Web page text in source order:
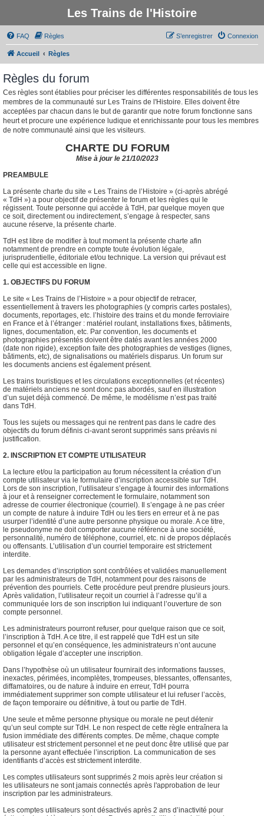
Les Trains de l'Histoire
FAQ Règles Connexion
S’enregistrer
Accueil Règles
Règles du forum
Ces règles sont établies pour préciser les différentes responsabilités de tous les
membres de la communauté sur Les Trains de l'Histoire. Elles doivent être
acceptées par chacun dans le but de garantir que notre forum fonctionne sans
heurt et procure une expérience ludique et enrichissante pour tous les membres
de notre communauté ainsi que les visiteurs.
CHARTE DU FORUM
Mise à jour le 21/10/2023
PREAMBULE
La présente charte du site « Les Trains de l’Histoire » (ci-après abrégé
« TdH ») a pour objectif de présenter le forum et les règles qui le
régissent. Toute personne qui accède à TdH, par quelque moyen que
ce soit, directement ou indirectement, s’engage à respecter, sans
aucune réserve, la présente charte.
TdH est libre de modifier à tout moment la présente charte afin
notamment de prendre en compte toute évolution légale,
jurisprudentielle, éditoriale et/ou technique. La version qui prévaut est
celle qui est accessible en ligne.
1. OBJECTIFS DU FORUM
Le site « Les Trains de l’Histoire » a pour objectif de retracer,
essentiellement à travers les photographies (y compris cartes postales),
documents, reportages, etc. l’histoire des trains et du monde ferroviaire
en France et à l’étranger : matériel roulant, installations fixes, bâtiments,
lignes, documentation, etc. Par convention, les documents et
photographies présentés doivent être datés avant les années 2000
(date non rigide), exception faite des photographies de vestiges (lignes,
bâtiments, etc), de signalisations ou matériels disparus. Un forum sur
les documents anciens est également présent.
Les trains touristiques et les circulations exceptionnelles (et récentes)
de matériels anciens ne sont donc pas abordés, sauf en illustration
d’un sujet déjà commencé. De même, le modélisme n’est pas traité
dans TdH.
Tous les sujets ou messages qui ne rentrent pas dans le cadre des
objectifs du forum définis ci-avant seront supprimés sans préavis ni
justification.
2. INSCRIPTION ET COMPTE UTILISATEUR
La lecture et/ou la participation au forum nécessitent la création d’un
compte utilisateur via le formulaire d’inscription accessible sur TdH.
Lors de son inscription, l’utilisateur s’engage à fournir des informations
à jour et à renseigner correctement le formulaire, notamment son
adresse de courrier électronique (courriel). Il s’engage à ne pas créer
un compte de nature à induire TdH ou les tiers en erreur et à ne pas
usurper l’identité d’une autre personne physique ou morale. A ce titre,
le pseudonyme ne doit comporter aucune référence à une société,
personnalité, numéro de téléphone, courriel, etc. ni de propos déplacés
ou offensants. L’utilisation d’un courriel temporaire est strictement
interdite.
Les demandes d’inscription sont contrôlées et validées manuellement
par les administrateurs de TdH, notamment pour des raisons de
prévention des pourriels. Cette procédure peut prendre plusieurs jours.
Après validation, l’utilisateur reçoit un courriel à l’adresse qu’il a
communiquée lors de son inscription lui indiquant l’ouverture de son
compte personnel.
Les administrateurs pourront refuser, pour quelque raison que ce soit,
l’inscription à TdH. A ce titre, il est rappelé que TdH est un site
personnel et qu’en conséquence, les administrateurs n’ont aucune
obligation légale d’accepter une inscription.
Dans l’hypothèse où un utilisateur fournirait des informations fausses,
inexactes, périmées, incomplètes, trompeuses, blessantes, offensantes,
diffamatoires, ou de nature à induire en erreur, TdH pourra
immédiatement supprimer son compte utilisateur et lui refuser l’accès,
de façon temporaire ou définitive, à tout ou partie de TdH.
Une seule et même personne physique ou morale ne peut détenir
qu’un seul compte sur TdH. Le non respect de cette règle entraînera la
fusion immédiate des différents comptes. De même, chaque compte
utilisateur est strictement personnel et ne peut donc être utilisé que par
la personne ayant effectuée l’inscription. La communication de ses
identifiants d’accès est strictement interdite.
Les comptes utilisateurs sont supprimés 2 mois après leur création si
les utilisateurs ne sont jamais connectés après l'approbation de leur
inscription par les administrateurs.
Les comptes utilisateurs sont désactivés après 2 ans d’inactivité pour